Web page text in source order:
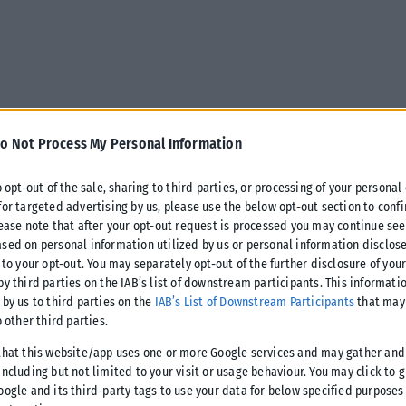
Not Process My Personal Information
opt-out of the sale, sharing to third parties, or processing of your
targeted advertising by us, please use the below opt-out section to
note that after your opt-out request is processed you may continue
on personal information utilized by us or personal information
your opt-out. You may separately opt-out of the further disclosure of
third parties on the IAB’s list of downstream participants. This
by us to third parties on the IAB’s List of Downstream Participantsthat
other third parties.
this website/app uses one or more Google services and may gather
but not limited to your visit or usage behaviour. You may click to
and its third-party tags to use your data for below specified
του ο Πολ Τζορτζ!
ο 34χρονος φόργουορντ θα υπογράψει
5,2 ριμπάουντ και 3,5 ασίστ πέρυσι με τους Κλίπερς ενώ
τρίποντα (41,3%) και σε ελεύθερες βολές (90,7%).